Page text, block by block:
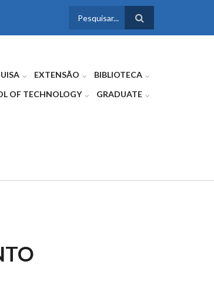
FORMULÁRIO
EXTENSÃO
BIBLIOTECA
OF TECHNOLOGY GRADUATE